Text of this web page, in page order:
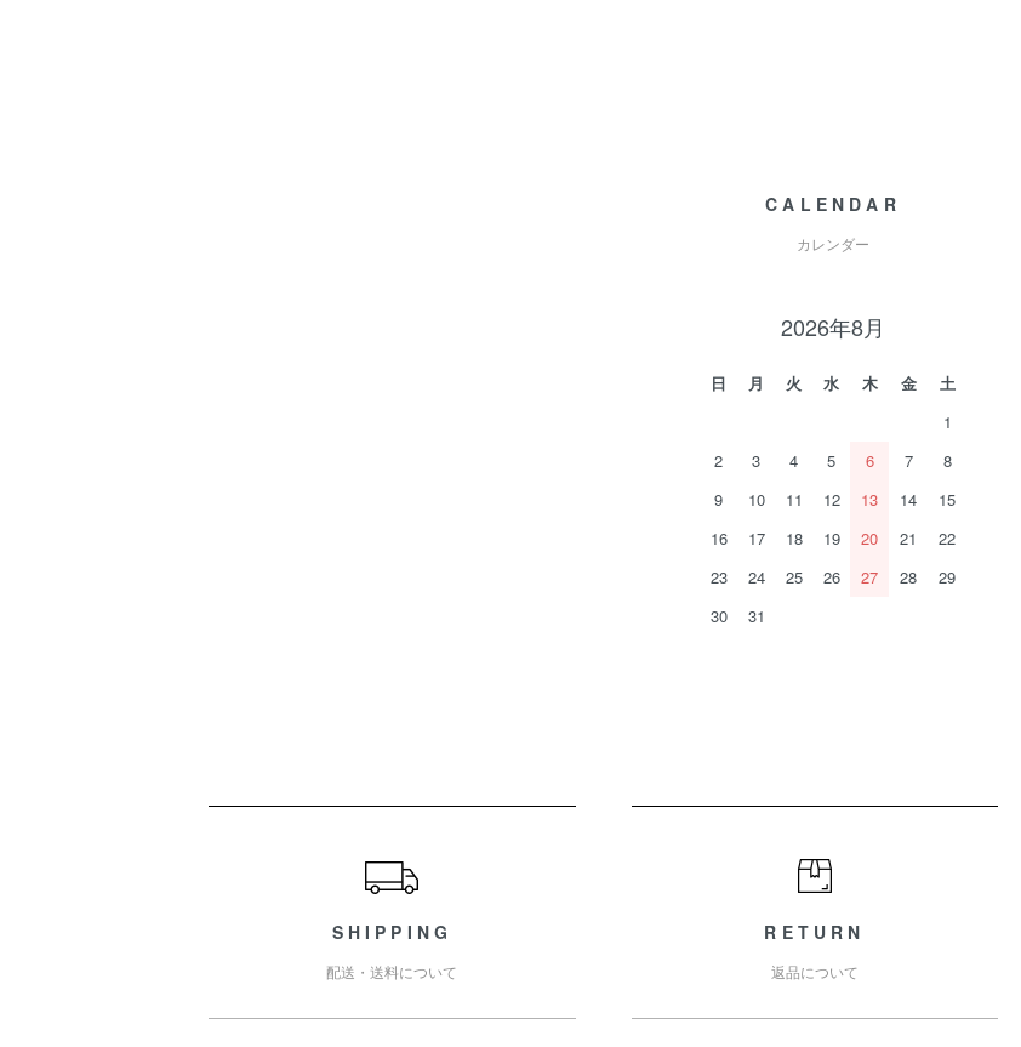
CALENDAR
カレンダー
2026年8月
日 月 火 水 木 金
土
1
2
3 4 5 6 7
8
9
10 11 12 13 14
15
16
17 18 19 20 21
22
23
24 25 26 27 28
29
30
31
SHIPPING
配送・送料について
RETURN
返品について